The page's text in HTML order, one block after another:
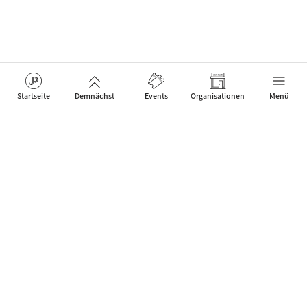
Startseite Demnächst Events Organisationen Menü